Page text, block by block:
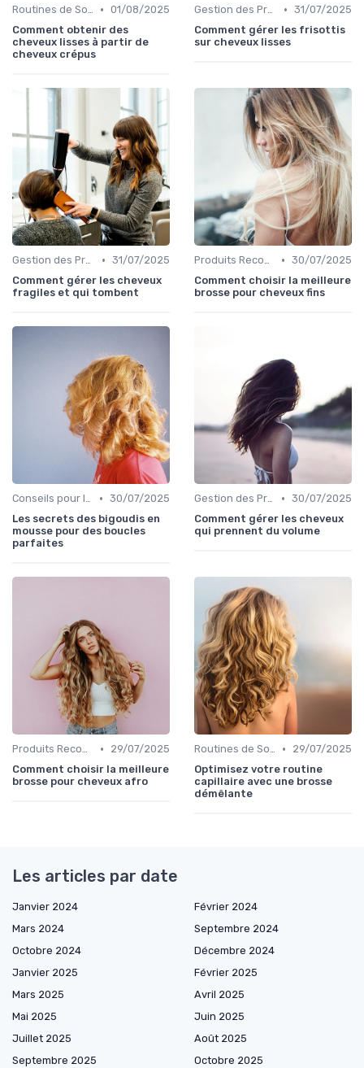
Routines de Soins Capillaires • 01/08/2025
Comment obtenir des
cheveux lisses à partir de
cheveux crépus
Gestion des Problèmes Capillaires • 31/07/2025
Comment gérer les frisottis
sur cheveux lisses
Gestion des Problèmes Capillaires • 31/07/2025
Comment gérer les cheveux
fragiles et qui tombent
Produits Recommandés • 30/07/2025
Comment choisir la meilleure
brosse pour cheveux fins
Conseils pour le Coiffage • 30/07/2025
Les secrets des bigoudis en
mousse pour des boucles
parfaites
Gestion des Problèmes Capillaires • 30/07/2025
Comment gérer les cheveux
qui prennent du volume
Produits Recommandés •
29/07/2025
Comment choisir la meilleure
brosse pour cheveux afro
Routines de Soins Capillaires •
29/07/2025
Optimisez votre routine
capillaire avec une brosse
démêlante
Les articles par date
Janvier 2024
Février 2024
Mars 2024
Septembre 2024
Octobre 2024
Décembre 2024
Janvier 2025
Février 2025
Mars 2025
Avril 2025
Mai 2025
Juin 2025
Juillet 2025
Août 2025
Septembre 2025
Octobre 2025